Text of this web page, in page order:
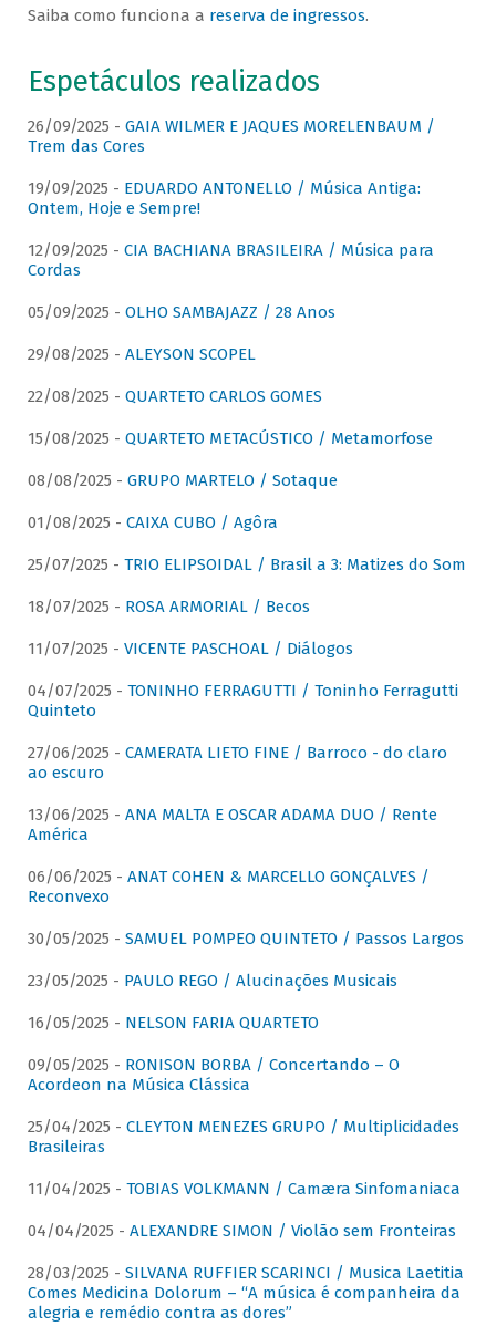
Saiba como funciona a reserva de ingressos.
Espetáculos realizados
26/09/2025 - GAIA WILMER E JAQUES MORELENBAUM /
Trem das Cores
19/09/2025 - EDUARDO ANTONELLO / Música Antiga:
Ontem, Hoje e Sempre!
12/09/2025 - CIA BACHIANA BRASILEIRA / Música para
Cordas
05/09/2025 - OLHO SAMBAJAZZ / 28 Anos
29/08/2025 - ALEYSON SCOPEL
22/08/2025 - QUARTETO CARLOS GOMES
15/08/2025 - QUARTETO METACÚSTICO / Metamorfose
08/08/2025 - GRUPO MARTELO / Sotaque
01/08/2025 - CAIXA CUBO / Agôra
25/07/2025 - TRIO ELIPSOIDAL / Brasil a 3: Matizes do Som
18/07/2025 - ROSA ARMORIAL / Becos
11/07/2025 - VICENTE PASCHOAL / Diálogos
04/07/2025 - TONINHO FERRAGUTTI / Toninho Ferragutti
Quinteto
27/06/2025 - CAMERATA LIETO FINE / Barroco - do claro
ao escuro
13/06/2025 - ANA MALTA E OSCAR ADAMA DUO / Rente
América
06/06/2025 - ANAT COHEN & MARCELLO GONÇALVES /
Reconvexo
30/05/2025 - SAMUEL POMPEO QUINTETO / Passos Largos
23/05/2025 - PAULO REGO / Alucinações Musicais
16/05/2025 - NELSON FARIA QUARTETO
09/05/2025 - RONISON BORBA / Concertando – O
Acordeon na Música Clássica
25/04/2025 - CLEYTON MENEZES GRUPO / Multiplicidades
Brasileiras
11/04/2025 - TOBIAS VOLKMANN / Camæra Sinfomaniaca
04/04/2025 - ALEXANDRE SIMON / Violão sem Fronteiras
28/03/2025 - SILVANA RUFFIER SCARINCI / Musica Laetitia
Comes Medicina Dolorum – “A música é companheira da
alegria e remédio contra as dores”